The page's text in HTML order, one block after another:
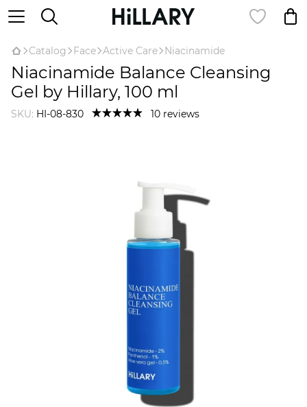
Catalog Face Active Care Niacinamide
Niacinamide Balance Cleansing
Gel by Hillary, 100 ml
SKU: HI-08-830 10 reviews